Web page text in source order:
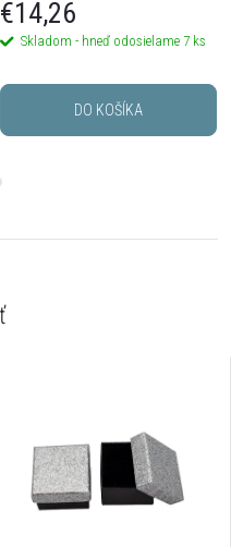
€14,26
Skladom - hneď odosielame 7 ks
DO KOŠÍKA